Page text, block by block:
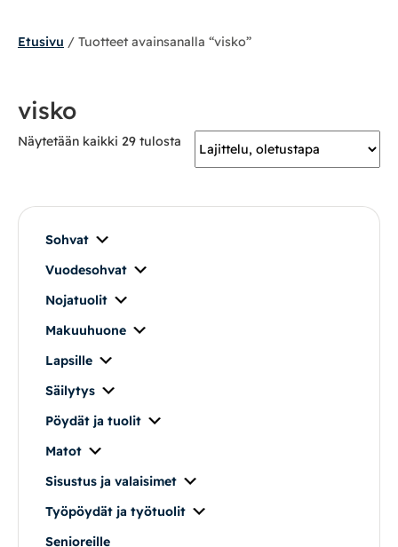
Nojatuolit
Makuuhuone
Säilytys
Työpöydät ja työtuolit
Matot
Ulkokalusteet
Etusivu / Tuotteet avainsanalla “visko”
visko
Näytetään kaikki 29 tulosta
Sohvat
Vuodesohvat
Nojatuolit
Makuuhuone
Lapsille
Säilytys
Pöydät ja tuolit
Matot
Sisustus ja valaisimet
Työpöydät ja työtuolit
Senioreille